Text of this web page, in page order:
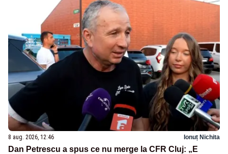
8 aug. 2026, 12:46 Ionuț Nichita
Dan Petrescu a spus ce nu merge la CFR Cluj: „E